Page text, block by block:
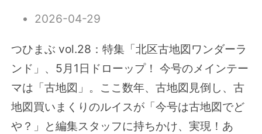
2026-04-29
つひまぶ vol.28：特集「北区古地図ワンダーラ
ンド」、5月1日ドローップ！ 今号のメインテー
マは「古地図」。ここ数年、古地図見倒し、古
地図買いまくりのルイスが「今号は古地図でど
や？」と編集スタッフに持ちかけ、実現！あ